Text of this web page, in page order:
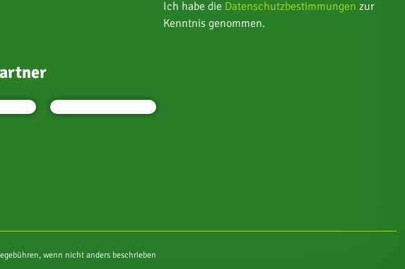
Ich habe die Datenschutzbestimmungen zur
Kenntnis genommen.
wenn nicht anders beschrieben